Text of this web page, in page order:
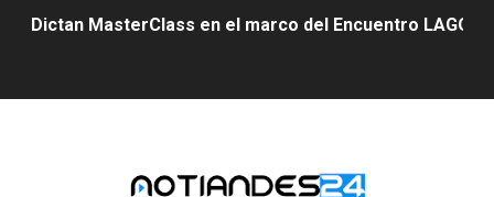
Dictan MasterClass en el marco del Encuentro LAGO
Gobernador Arnaldo Sánchez apadrina a más de 993